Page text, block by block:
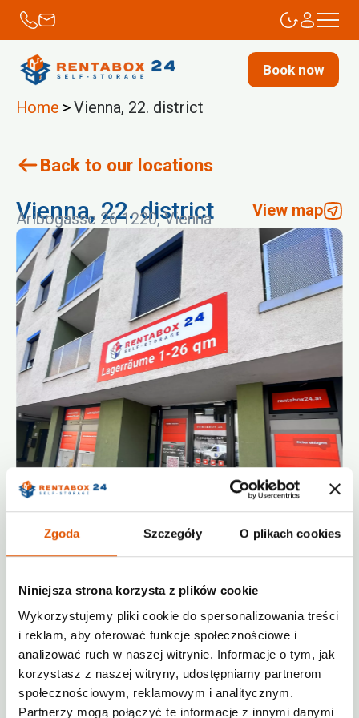
Zgoda Szczegóły O plikach cookies
Niniejsza strona korzysta z plików cookie
Wykorzystujemy pliki cookie do spersonalizowania treści
i reklam, aby oferować funkcje społecznościowe i
analizować ruch w naszej witrynie. Informacje o tym, jak
korzystasz z naszej witryny, udostępniamy partnerom
społecznościowym, reklamowym i analitycznym.
Partnerzy mogą połączyć te informacje z innymi danymi
Book now
Home >Vienna, 22. district
Back to our locations
Vienna, 22. district View map
Aribogasse 26 1220, Vienna
+4314120107
oesterreich@rentabox24.com
Video surveillance
Heated
Various sizes
From1€/ Month